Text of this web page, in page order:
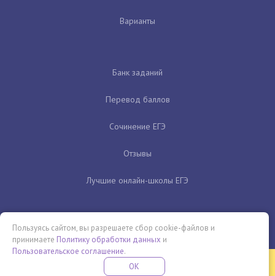
Варианты
Банк заданий
Перевод баллов
Сочинение ЕГЭ
Отзывы
Лучшие онлайн-школы ЕГЭ
Бесплатная летняя школа
Пользуясь сайтом, вы разрешаете сбор cookie-файлов и
принимаете Политику обработки данных и
Пользовательское соглашение.
OK